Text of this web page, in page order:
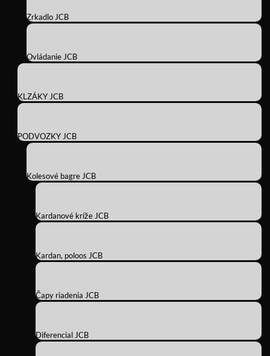
Zrkadlo JCB
Ovládanie JCB
KLZÁKY JCB
PODVOZKY JCB
Kolesové bagre JCB
Kardanové kríže JCB
Kardan, poloos JCB
Čapy riadenia JCB
Diferencial JCB